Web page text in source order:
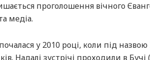
проголошення вічного
медіа.
у 2010 році, коли під
Надалі зустрічі проходили в